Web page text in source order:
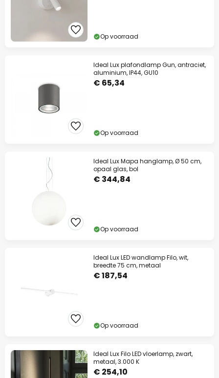
Op voorraad
Ideal Lux plafondlamp Gun, antraciet,
aluminium, IP44, GU10
€ 65,34
Op voorraad
Ideal Lux Mapa hanglamp, Ø 50 cm,
opaal glas, bol
€ 344,84
Op voorraad
Ideal Lux LED wandlamp Filo, wit,
breedte 75 cm, metaal
€ 187,54
Op voorraad
Ideal Lux Filo LED vloerlamp, zwart,
metaal, 3.000 K
€ 254,10